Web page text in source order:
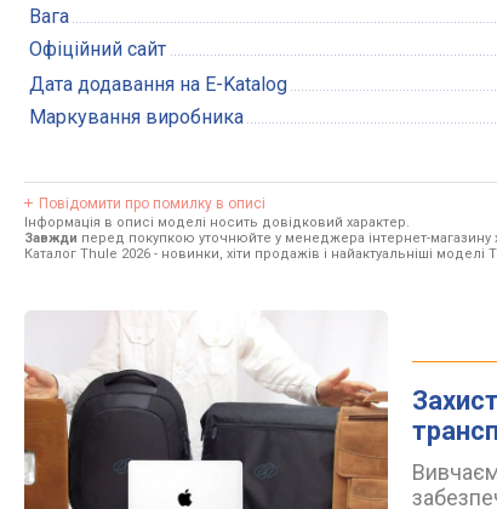
Вага
Офіційний сайт
Дата додавання на E-Katalog
Маркування виробника
Повідомити про помилку в описі
Інформація в описі моделі носить довідковий характер.
Завжди перед покупкою уточнюйте у менеджера інтернет-магазину
Каталог Thule 2026 - новинки, хіти продажів і найактуальніші моделі